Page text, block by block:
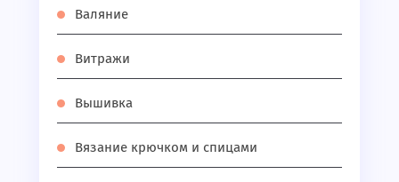
Валяние
Витражи
Вышивка
Вязание крючком и спицами